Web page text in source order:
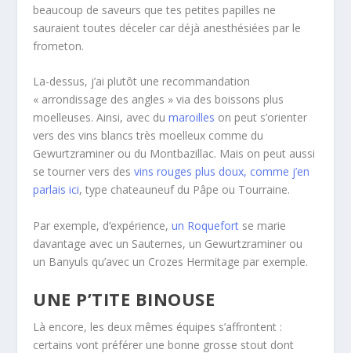
beaucoup de saveurs que tes petites papilles ne
sauraient toutes déceler car déjà anesthésiées par le
frometon.
La-dessus, j’ai plutôt une recommandation
« arrondissage des angles » via des boissons plus
moelleuses. Ainsi, avec dumaroilles on peut s’orienter
vers des vins blancs très moelleux comme du
Gewurtzraminer ou du Montbazillac. Mais on peut aussi
se tourner vers desvins rouges plus doux, comme j’en
parlais ici, type chateauneuf du Pâpe ou Tourraine.
Par exemple, d’expérience,un Roquefort se marie
davantage avec un Sauternes, un Gewurtzraminer ou
un Banyuls qu’avec un Crozes Hermitage par exemple.
UNE P’TITE BINOUSE
Là encore, les deux mêmes équipes s’affrontent :
certains vont préférer une bonne grosse stout dont